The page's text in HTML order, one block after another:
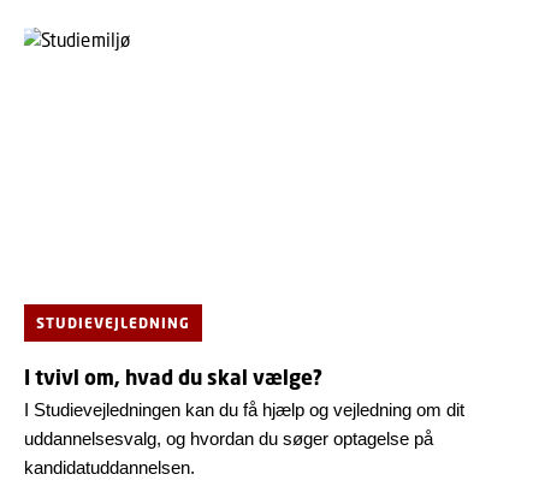
STUDIEVEJLEDNING
I tvivl om, hvad du skal vælge?
I Studievejledningen kan du få hjælp og vejledning om dit
uddannelsesvalg, og hvordan du søger optagelse på
kandidatuddannelsen.